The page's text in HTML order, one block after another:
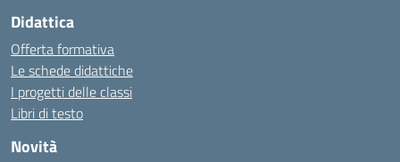
Didattica
Offerta formativa
Le schede didattiche
I progetti delle classi
Libri di testo
Novità